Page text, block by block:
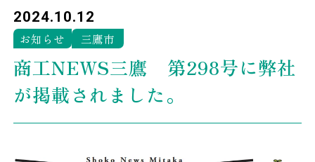
2024.10.12
お知らせ 三鷹市
商工NEWS三鷹 第298号に弊社
が掲載されました。